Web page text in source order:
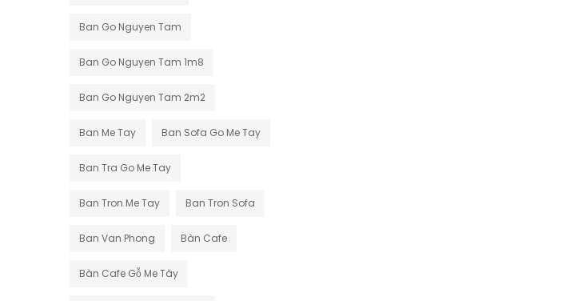
Ban Go Nguyen Tam
Ban Go Nguyen Tam 1m8
Ban Go Nguyen Tam 2m2
Ban Me Tay Ban Sofa Go Me Tay
Ban Tra Go Me Tay
Ban Tron Me Tay Ban Tron Sofa
Ban Van Phong Bàn Cafe
Bàn Cafe Gỗ Me Tây